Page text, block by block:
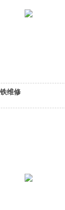
维修